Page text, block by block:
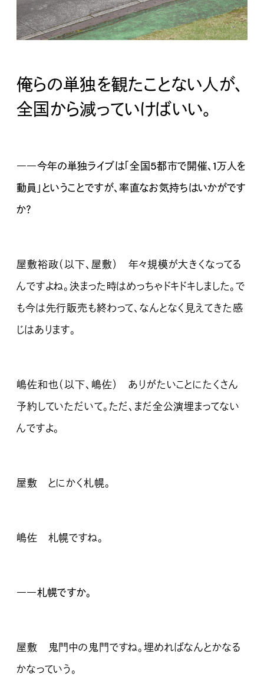
俺らの単独を観たことない人が、
全国から減っていけばいい。
――今年の単独ライブは「全国5都市で開催、1万人を
動員」ということですが、率直なお気持ちはいかがです
か？
屋敷裕政（以下、屋敷） 年々規模が大きくなってる
んですよね。決まった時はめっちゃドキドキしました。で
も今は先行販売も終わって、なんとなく見えてきた感
じはあります。
嶋佐和也（以下、嶋佐） ありがたいことにたくさん
予約していただいて。ただ、まだ全公演埋まってない
んですよ。
屋敷 とにかく札幌。
嶋佐 札幌ですね。
――札幌ですか。
屋敷 鬼門中の鬼門ですね。埋めればなんとかなる
かなっていう。